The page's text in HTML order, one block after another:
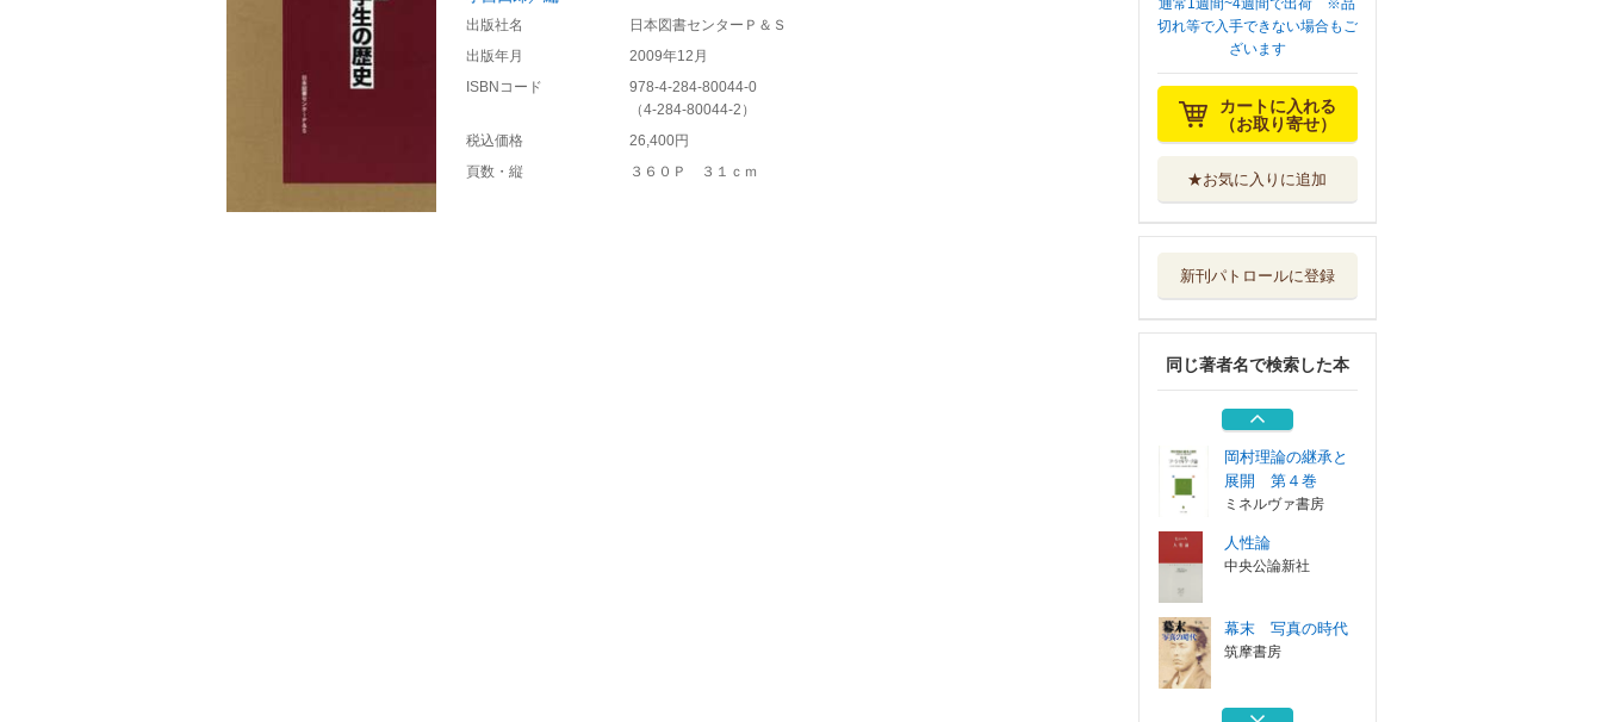
出版社名
日本図書センターＰ＆Ｓ
出版年月
2009年12月
ISBNコード
978-4-284-80044-0
（4-284-80044-2 ）
税込価格
26,400円
頁数・縦
３６０Ｐ ３１ｃｍ
通常1週間~4週間で出荷 ※品
切れ等で入手できない場合もご
ざいます
カートに入れる
（お取り寄せ）
★お気に入りに追加
新刊パトロールに登録
同じ著者名で検索した本
幕末 写真の時代
筑摩書房
日本の歴史 １９
情報量規準
朝倉書店
岡村理論の継承と
展開 第４巻
ミネルヴァ書房
人性論
中央公論新社
幕末 写真の時代
筑摩書房
日本の歴史 １９